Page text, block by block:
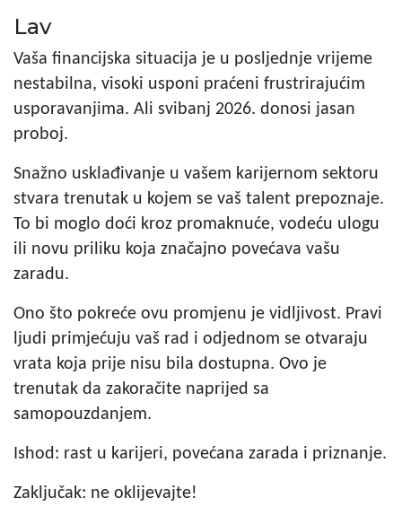
Lav
Vaša financijska situacija je u posljednje vrijeme
nestabilna, visoki usponi praćeni frustrirajućim
usporavanjima. Ali svibanj 2026. donosi jasan
proboj.
Snažno usklađivanje u vašem karijernom sektoru
stvara trenutak u kojem se vaš talent prepoznaje.
To bi moglo doći kroz promaknuće, vodeću ulogu
ili novu priliku koja značajno povećava vašu
zaradu.
Ono što pokreće ovu promjenu je vidljivost. Pravi
ljudi primjećuju vaš rad i odjednom se otvaraju
vrata koja prije nisu bila dostupna. Ovo je
trenutak da zakoračite naprijed sa
samopouzdanjem.
Ishod: rast u karijeri, povećana zarada i priznanje.
Zaključak: ne oklijevajte!